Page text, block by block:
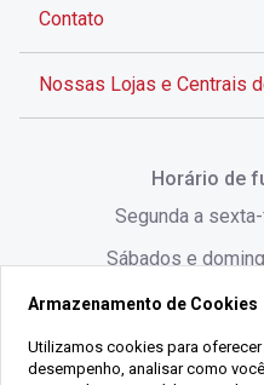
Contato
Nossas Lojas e Centrais
Rua Lauro Linhares,
SC
(48) 3220-1045
Horário de
Segunda a
Sábados e
Armazenamento de Cookies
Utilizamos cookies para
desempenho, analisar como